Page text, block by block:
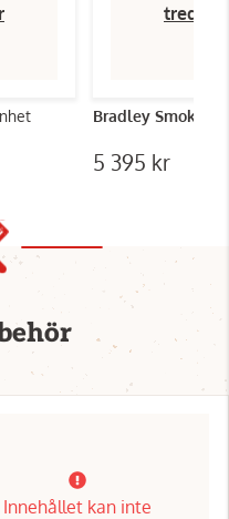
Bradley Smoker,
5 395 kr
Innehållet kan inte